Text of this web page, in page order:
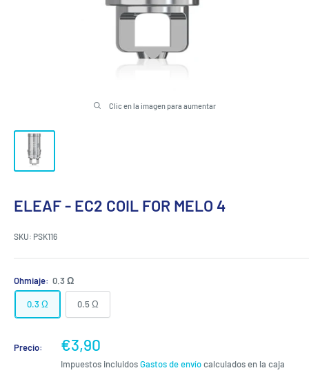
Clic en la imagen para aumentar
ELEAF - EC2 COIL FOR MELO 4
SKU: PSK116
Ohmiaje: 0.3 Ω
0.3 Ω 0.5 Ω
Precio:
Precio
de
venta
€3,90
Impuestos incluidosGastos de envíocalculados en la caja